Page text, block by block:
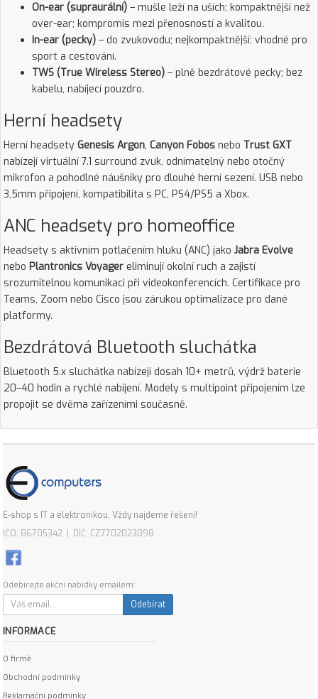
On-ear (supraurální) – mušle leží na uších; kompaktnější než
over-ear; kompromis mezi přenosností a kvalitou.
In-ear (pecky) – do zvukovodu; nejkompaktnější; vhodné pro
sport a cestování.
TWS (True Wireless Stereo) – plně bezdrátové pecky; bez
kabelu, nabíjecí pouzdro.
Herní headsety
Herní headsety Genesis Argon, Canyon Fobos nebo Trust GXT
nabízejí virtuální 7.1 surround zvuk, odnímatelný nebo otočný
mikrofon a pohodlné náušníky pro dlouhé herní sezení. USB nebo
3,5mm připojení, kompatibilita s PC, PS4/PS5 a Xbox.
ANC headsety pro homeoffice
Headsety s aktivním potlačením hluku (ANC) jako Jabra Evolve
nebo Plantronics Voyager eliminují okolní ruch a zajistí
srozumitelnou komunikaci při videokonferencích. Certifikace pro
Teams, Zoom nebo Cisco jsou zárukou optimalizace pro dané
platformy.
Bezdrátová Bluetooth sluchátka
Bluetooth 5.x sluchátka nabízejí dosah 10+ metrů, výdrž baterie
20–40 hodin a rychlé nabíjení. Modely s multipoint připojením lze
propojit se dvěma zařízeními současně.
E-shop s IT a elektronikou. Vždy najdeme řešení!
IČO: 86705342 | DIČ: CZ7702023098
Odebírejte akční nabídky emailem:
Odebírat
INFORMACE
O firmě
Obchodní podmínky
Reklamační podmínky